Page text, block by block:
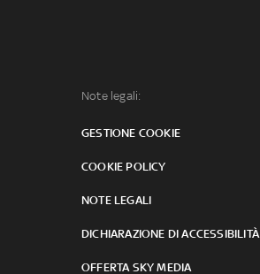
Note legali:
GESTIONE COOKIE
COOKIE POLICY
NOTE LEGALI
DICHIARAZIONE DI ACCESSIBILITÀ
OFFERTA SKY MEDIA